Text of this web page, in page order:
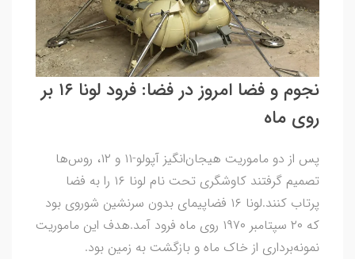
نجوم و فضا امروز در فضا: فرود لونا ۱۶ بر
روی ماه
پس از دو ماموریت هیجان‌انگیز آپولو-۱۱ و ۱۲، روس‌ها
تصمیم گرفتند کاوشگری تحت نام لونا ۱۶ را به فضا
پرتاب کنند.لونا ۱۶ فضاپیمای بدون سرنشین شوروی بود
که ۲۰ سپتامبر ۱۹۷۰ روی ماه فرود آمد.هدف این ماموریت
نمونه‌برداری از خاک ماه و بازگشت به زمین بود.